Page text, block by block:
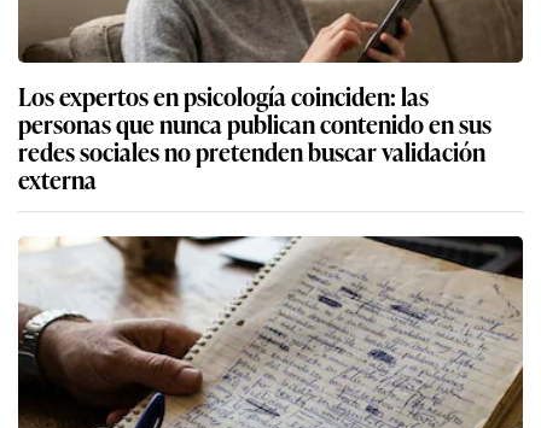
Los expertos en psicología coinciden: las
personas que nunca publican contenido en sus
redes sociales no pretenden buscar validación
externa